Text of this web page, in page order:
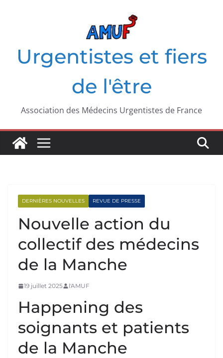
Urgentistes et fiers
de l'être
Association des Médecins Urgentistes de France
DERNIÈRES NOUVELLES REVUE DE PRESSE
Nouvelle action du
collectif des médecins
de la Manche
19 juillet 2025 l'AMUF
Happening des
soignants et patients
de la Manche